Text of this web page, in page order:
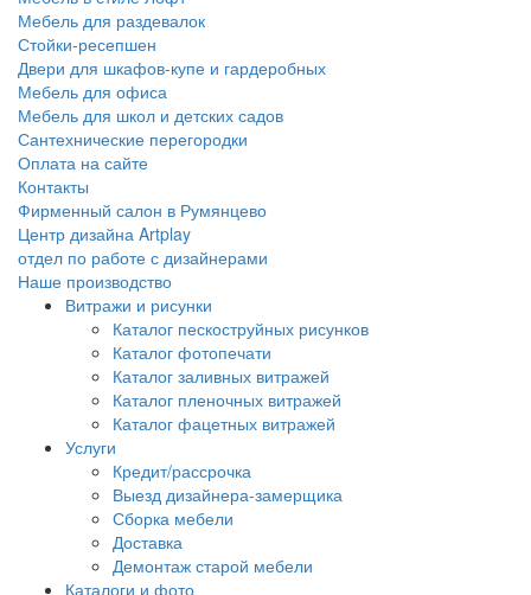
Мебель для раздевалок
Стойки-ресепшен
Двери для шкафов-купе и гардеробных
Мебель для офиса
Мебель для школ и детских садов
Сантехнические перегородки
Оплата на сайте
Контакты
Фирменный салон в Румянцево
Центр дизайна Artplay
отдел по работе с дизайнерами
Наше производство
Витражи и рисунки
Каталог пескоструйных рисунков
Каталог фотопечати
Каталог заливных витражей
Каталог пленочных витражей
Каталог фацетных витражей
Услуги
Кредит/рассрочка
Выезд дизайнера-замерщика
Сборка мебели
Доставка
Демонтаж старой мебели
Каталоги и фото